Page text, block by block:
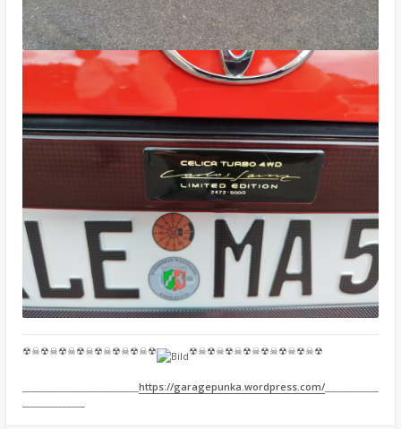
☢☠☢☠☢☠☢☠☢☠☢☠☢☠☢ ☢☠☢☠☢☠☢☠☢☠☢☠☢☠☢
https://garagepunka.wordpress.com/